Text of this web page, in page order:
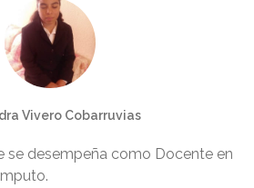
Vivero Cobarruvias
se desempeña como Docente en